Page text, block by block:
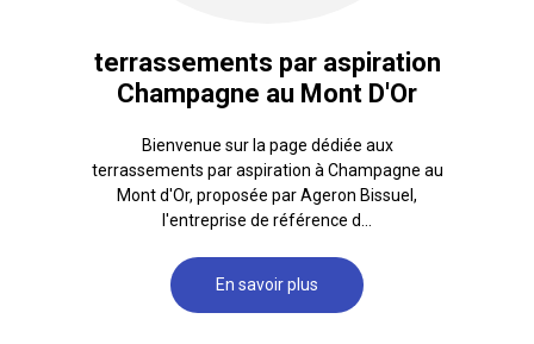
terrassements par aspiration
Champagne au Mont D'Or
Bienvenue sur la page dédiée aux
terrassements par aspiration à Champagne au
Mont d'Or, proposée par Ageron Bissuel,
l'entreprise de référence d...
En savoir plus